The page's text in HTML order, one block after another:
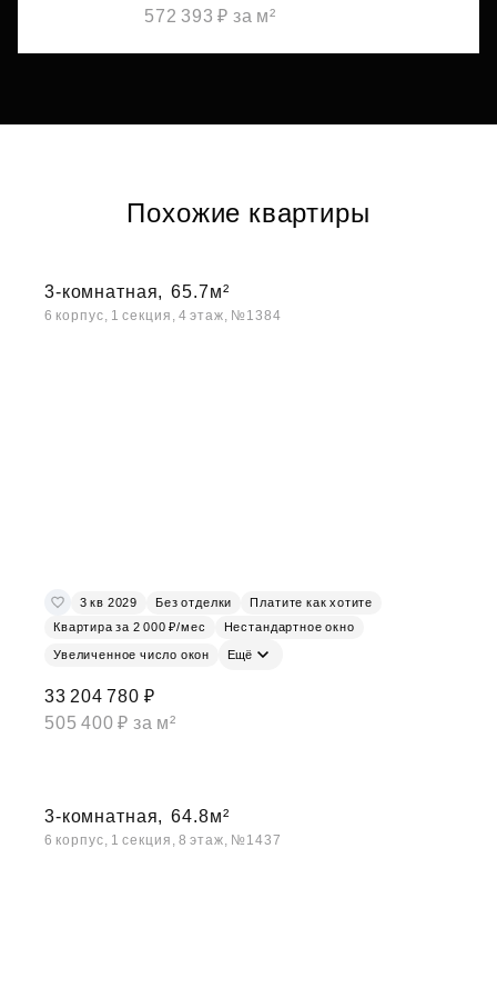
572 393 ₽ за м²
Похожие квартиры
3-комнатная, 65.7м²
6 корпус, 1 секция, 4 этаж, №1384
3 кв 2029 Без отделки
Платите как хотите
Квартира за 2 000 ₽/мес
Нестандартное окно
Увеличенное число окон Ещё
33 204 780 ₽
505 400 ₽ за м²
3-комнатная, 64.8м²
6 корпус, 1 секция, 8 этаж, №1437